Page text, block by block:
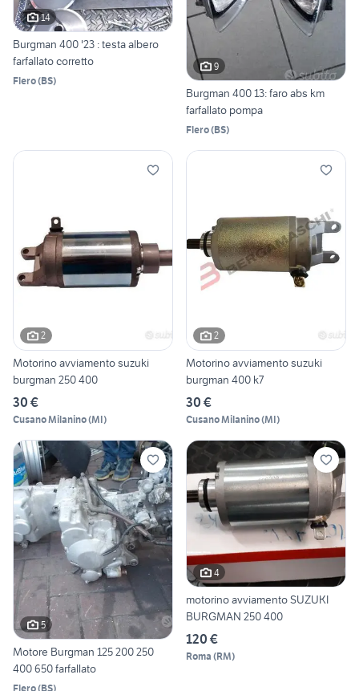
14
Burgman 400 '23 : testa albero
farfallato corretto
Flero(BS)
9
Burgman 400 13: faro abs km
farfallato pompa
Flero(BS)
2
Motorino avviamento suzuki
burgman 250 400
30 €
Cusano Milanino(MI)
2
Motorino avviamento suzuki
burgman 400 k7
30 €
Cusano Milanino(MI)
5
Motore Burgman 125 200 250
400 650 farfallato
Flero(BS)
4
motorino avviamento SUZUKI
BURGMAN 250 400
120 €
Roma (RM)